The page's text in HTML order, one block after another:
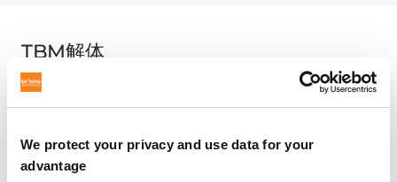
We protect your privacy and use data for your
advantage
TBM解体
著者: Claudio | 場所: イタリア | 日付: 2018/08/05